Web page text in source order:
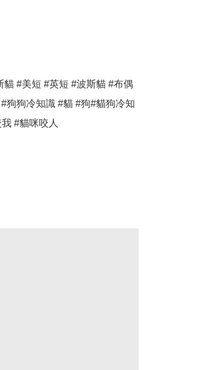
#美短 #英短 #波斯貓 #布偶
狗狗冷知識 #貓 #狗#貓狗冷知
#貓咪咬人